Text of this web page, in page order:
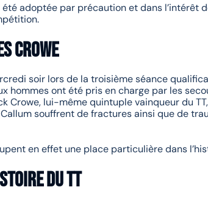
adoptée par précaution et dans l’intérêt
Crowe
soir lors de la troisième séance
ont été pris en charge par les
Crowe, lui-même quintuple vainqueur du
souffrent de fractures ainsi que de
en effet une place particulière dans
du TT